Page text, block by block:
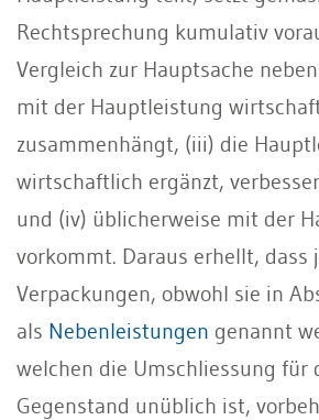
Rechtsprechung kumulativ
Vergleich zur Hauptsache
mit der Hauptleistung
zusammenhängt, (iii) die
wirtschaftlich ergänzt,
und (iv) üblicherweise mit der
vorkommt. Daraus erhellt, dass
Verpackungen, obwohl sie in
als Nebenleistungen genannt
welchen die Umschliessung für
Gegenstand unüblich ist,